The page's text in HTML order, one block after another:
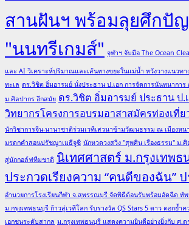
สานฝันฯ พร้อมลุยศึกปั
"นนทรีเกมส์" จุฬาฯ จับมือ The Ocean
และ AI วิเคราะห์ปริมาณและเส้นทางขยะในแม่น้ำ หวังวางแนวทา
ทะเล ดร.วิชิต อิ่มอารมย์ นั่งประธาน ป.เอก การจัดการนันทนาการ
ม.ศิลปากร อีกสมัย ดร.วิชิต อิ่มอารมย์ ประธาน ป.
วิทยากรโครงการอบรมอาสาสมัครท่องเที่
นักวิชาการจีน-นานาชาติร่วมเวทีเสวนาข้ามวัฒนธรรม ณ เมืองห
มรดกคำสอนปรัชญาเมธีจูซี นักหวดวงสวิง "สุพศิน เรืองธรรม" ม.
สู่นักกอล์ฟทีมชาติ นิเทศศาสตร์ ม.กรุงเทพธ
ประกวดเรียงความ “คนดีของฉัน”
อำนวยการโรงเรียนกีฬา จ.สุพรรณบุรี จัดพิธีต้อนรับพร้อมอัดฉีด ทัพ
ม.กรุงเทพธนบุรี ก้าวสู่เวทีโลก รับรางวัล QS Stars 5 ดาว ตอกย้ำ
เอกชนระดับสากล ม.กรุงเทพธนบุรี แสดงความยินดีอย่างยิ่งกับ ศ.